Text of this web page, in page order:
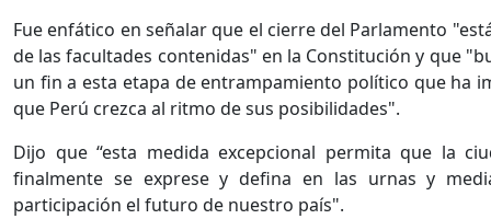
Fue enfático en señalar que el cierre del Parlamento
de las facultades contenidas" en la Constitución y que
un fin a esta etapa de entrampamiento político que ha
que Perú crezca al ritmo de sus posibilidades".
Dijo que “esta medida excepcional permita que la
finalmente se exprese y defina en las urnas y
participación el futuro de nuestro país".